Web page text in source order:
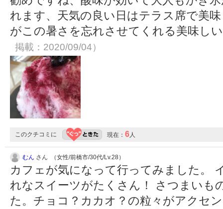
れます、天気の良い日はテラス席で美
がこの暑さを忘れさせてくれる美味し
掲載：2020/09/04）
このクチコミに 現在： 6人
むん さん （女性/前橋市/30代/Lv.28）
カフェが気になって行ってみました。
れなスイーツがたくさん！ さつまいも
た。チョコ？カカオ？の粒々がアクセ